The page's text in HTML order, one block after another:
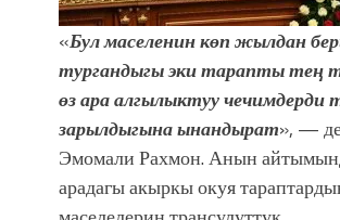
«Бул маселенин көп жылдан
тургандыгы эки тарапты тең
өз ара алгылыктуу чечимдерди
зарылдыгына ынандырат», —
Эмомали Рахмон. Анын
арадагы акыркы окуя